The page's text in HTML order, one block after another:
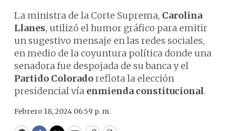
La ministra de la Corte Suprema, Carolina
Llanes, utilizó el humor gráfico para emitir
un sugestivo mensaje en las redes sociales,
en medio de la coyuntura política donde una
senadora fue despojada de su banca y el
Partido Coloradoreflota la elección
presidencial vía enmienda constitucional.
Febrero 18, 2024 06:59 p. m.